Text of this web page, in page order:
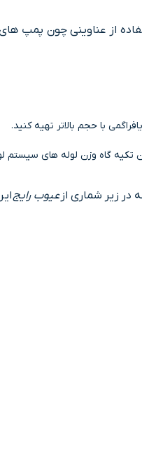
از عناوینی چون پمپ های
با حجم بالاتر تهیه کنید.
تکیه گاه وزن لوله های
زیر شماری ازعیوب رایج